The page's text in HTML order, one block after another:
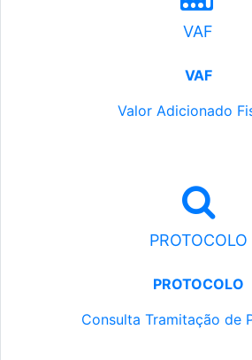
VAF
VAF
Valor Adicionado
PROTOCOLO
PROTOCOLO
Consulta Tramitação de